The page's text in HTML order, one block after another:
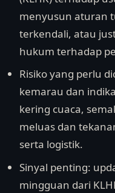
menyusun aturan
terkendali, atau
hukum terhadap
Risiko yang perlu
kemarau dan
kering cuaca,
meluas dan
serta logistik.
Sinyal penting:
mingguan dari